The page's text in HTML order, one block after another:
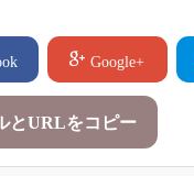
Google+
とURLをコピー